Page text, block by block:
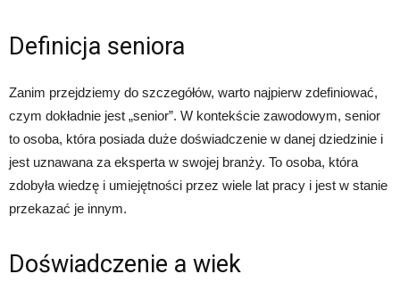
Definicja seniora
Zanim przejdziemy do szczegółów, warto najpierw zdefiniować,
czym dokładnie jest „senior”. W kontekście zawodowym, senior
to osoba, która posiada duże doświadczenie w danej dziedzinie i
jest uznawana za eksperta w swojej branży. To osoba, która
zdobyła wiedzę i umiejętności przez wiele lat pracy i jest w stanie
przekazać je innym.
Doświadczenie a wiek